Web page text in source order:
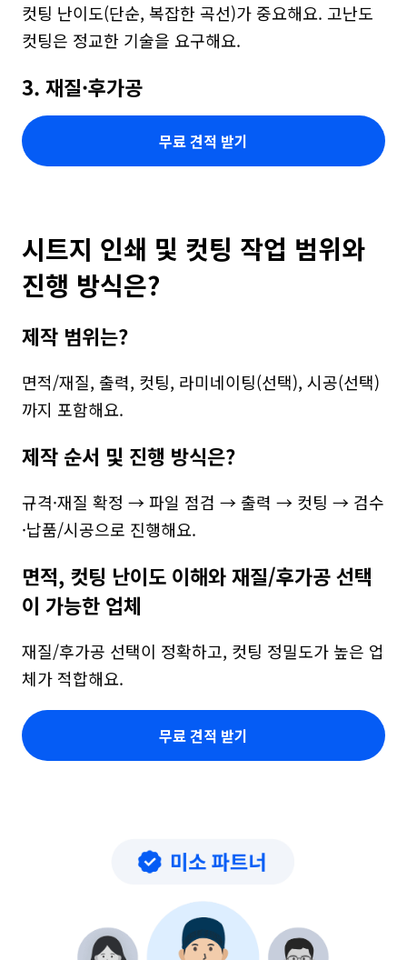
컷팅 난이도(단순, 복잡한 곡선)가 중요해요. 고난도
컷팅은 정교한 기술을 요구해요.
3. 재질·후가공
무료 견적 받기
시트지 인쇄 및 컷팅 작업 범위와
진행 방식은?
제작 범위는?
면적/재질, 출력, 컷팅, 라미네이팅(선택), 시공(선택)
까지 포함해요.
제작 순서 및 진행 방식은?
규격·재질 확정 → 파일 점검 → 출력 → 컷팅 → 검수
·납품/시공으로 진행해요.
면적, 컷팅 난이도 이해와 재질/후가공 선택
이 가능한 업체
재질/후가공 선택이 정확하고, 컷팅 정밀도가 높은 업
체가 적합해요.
무료 견적 받기